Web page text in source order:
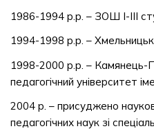
1986-1994 р.р. – ЗОШ І-ІІІ
1994-1998 р.р. –
1998-2000 р.р. – Камянець-
педагогічний університет
2004 р. – присуджено
педагогічних наук зі